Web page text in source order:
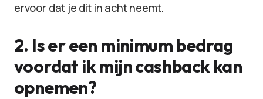
ervoor dat je dit in acht neemt.
2. Is er een minimum bedrag
voordat ik mijn cashback kan
opnemen?